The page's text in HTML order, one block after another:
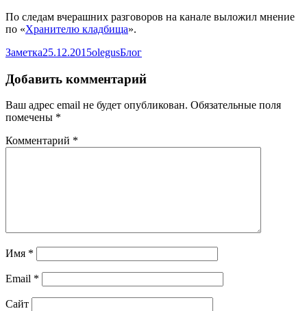
По следам вчерашних разговоров на канале выложил мнение
по «Хранителю кладбища».
Формат
ЗаметкаОпубликовано
25.12.2015Автор
olegusРубрики
Блог
Добавить комментарий
Ваш адрес email не будет опубликован. Обязательные поля
помечены *
Комментарий *
Имя *
Email *
Сайт